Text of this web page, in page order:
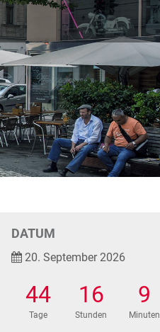
DATUM
20. September 2026
44
Tage
16
Stunden
9
Minuten